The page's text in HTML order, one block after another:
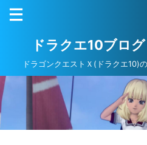
ドラクエ10ブロ
ドラゴンクエストＸ(ドラクエ10)